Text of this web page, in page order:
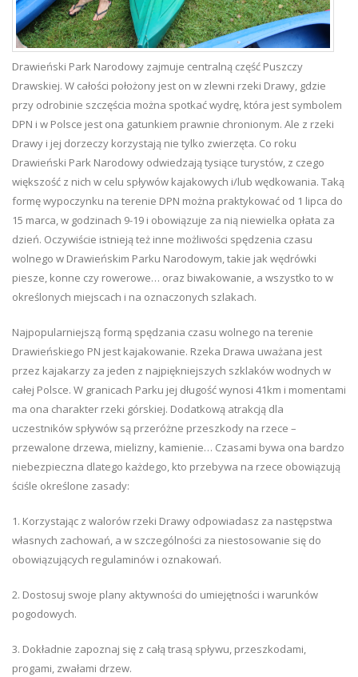
Drawieński Park Narodowy zajmuje centralną część Puszczy
Drawskiej. W całości położony jest on w zlewni rzeki Drawy, gdzie
przy odrobinie szczęścia można spotkać wydrę, która jest symbolem
DPN i w Polsce jest ona gatunkiem prawnie chronionym. Ale z rzeki
Drawy i jej dorzeczy korzystają nie tylko zwierzęta. Co roku
Drawieński Park Narodowy odwiedzają tysiące turystów, z czego
większość z nich w celu spływów kajakowych i/lub wędkowania. Taką
formę wypoczynku na terenie DPN można praktykować od 1 lipca do
15 marca, w godzinach 9-19 i obowiązuje za nią niewielka opłata za
dzień. Oczywiście istnieją też inne możliwości spędzenia czasu
wolnego w Drawieńskim Parku Narodowym, takie jak wędrówki
piesze, konne czy rowerowe… oraz biwakowanie, a wszystko to w
określonych miejscach i na oznaczonych szlakach.
Najpopularniejszą formą spędzania czasu wolnego na terenie
Drawieńskiego PN jest kajakowanie. Rzeka Drawa uważana jest
przez kajakarzy za jeden z najpiękniejszych szklaków wodnych w
całej Polsce. W granicach Parku jej długość wynosi 41km i momentami
ma ona charakter rzeki górskiej. Dodatkową atrakcją dla
uczestników spływów są przeróżne przeszkody na rzece –
przewalone drzewa, mielizny, kamienie… Czasami bywa ona bardzo
niebezpieczna dlatego każdego, kto przebywa na rzece obowiązują
ściśle określone zasady:
1. Korzystając z walorów rzeki Drawy odpowiadasz za następstwa
własnych zachowań, a w szczególności za niestosowanie się do
obowiązujących regulaminów i oznakowań.
2. Dostosuj swoje plany aktywności do umiejętności i warunków
pogodowych.
3. Dokładnie zapoznaj się z całą trasą spływu, przeszkodami,
progami, zwałami drzew.